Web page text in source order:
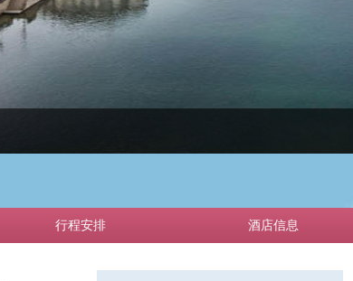
行程安排 酒店信息